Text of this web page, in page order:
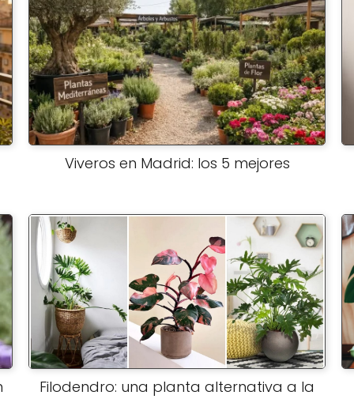
Viveros en Madrid: los 5 mejores
Filodendro: una planta alternativa a la